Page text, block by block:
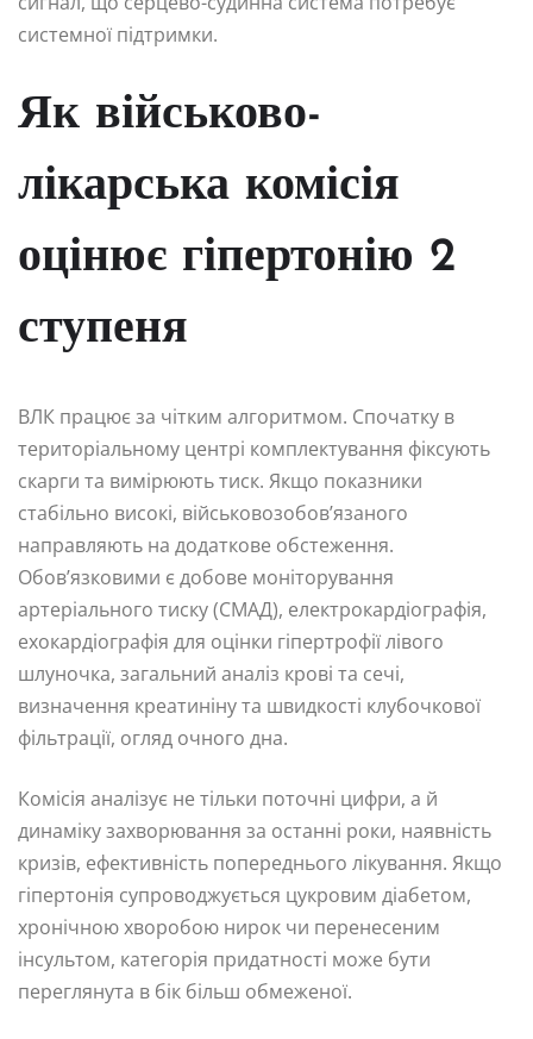
системної підтримки.
Як військово-
лікарська комісія
оцінює гіпертонію 2
ступеня
ВЛК працює за чітким алгоритмом. Спочатку в
територіальному центрі комплектування фіксують
скарги та вимірюють тиск. Якщо показники
стабільно високі, військовозобов’язаного
направляють на додаткове обстеження.
Обов’язковими є добове моніторування
артеріального тиску (СМАД), електрокардіографія,
ехокардіографія для оцінки гіпертрофії лівого
шлуночка, загальний аналіз крові та сечі,
визначення креатиніну та швидкості клубочкової
фільтрації, огляд очного дна.
Комісія аналізує не тільки поточні цифри, а й
динаміку захворювання за останні роки, наявність
кризів, ефективність попереднього лікування. Якщо
гіпертонія супроводжується цукровим діабетом,
хронічною хворобою нирок чи перенесеним
інсультом, категорія придатності може бути
переглянута в бік більш обмеженої.